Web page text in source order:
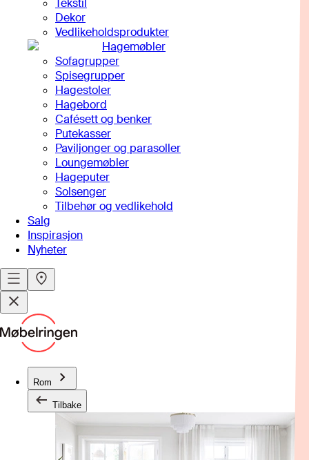
Tekstil
Dekor
Vedlikeholdsprodukter
Hagemøbler
Sofagrupper
Spisegrupper
Hagestoler
Hagebord
Cafésett og benker
Putekasser
Paviljonger og parasoller
Loungemøbler
Hageputer
Solsenger
Tilbehør og vedlikehold
Salg
Inspirasjon
Nyheter
Rom
Tilbake